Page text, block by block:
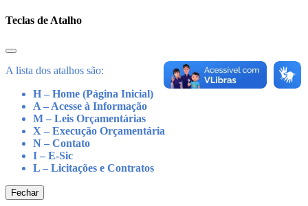
Teclas de Atalho
A lista dos atalhos são:
H – Home (Página Inicial)
A – Acesse à Informação
M – Leis Orçamentárias
X – Execução Orçamentária
N – Contato
I – E-Sic
L – Licitações e Contratos
Fechar